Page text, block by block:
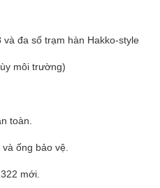
đa số trạm hàn Hakko-style
môi trường)
toàn.
ống bảo vệ.
mới.